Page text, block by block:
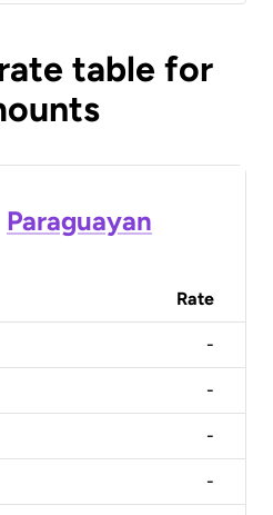
table for
Paraguayan
Rate
-
-
-
-